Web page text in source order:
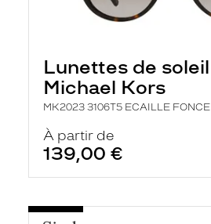
Lunettes de soleil
Michael Kors
MK2023 3106T5 ECAILLE FONCE
À partir de
139,00 €